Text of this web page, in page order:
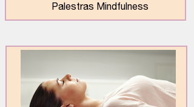
Palestras Mindfulness